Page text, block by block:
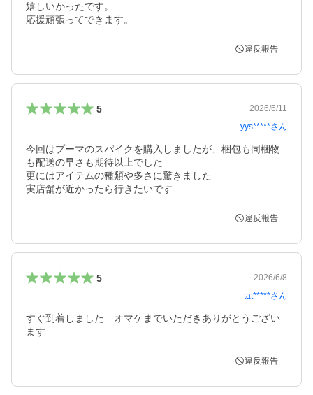
嬉しいかったです。
応援頑張ってできます。
違反報告
5
2026/6/11
yys*****さん
今回はプーマのスパイクを購入しましたが、梱包も同梱物
も配送の早さも期待以上でした
更にはアイテムの種類や多さに驚きました
実店舗が近かったら行きたいです
違反報告
5
2026/6/8
tat*****さん
すぐ到着しました　オマケまでいただきありがとうござい
違反報告